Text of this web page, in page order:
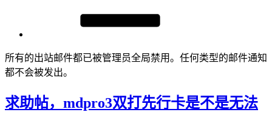
所有的出站邮件都已被管理员全局禁用。任何类型的邮件通知
都不会被发出。
求助帖，mdpro3双打先行卡是不是无法